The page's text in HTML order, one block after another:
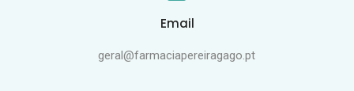
Email
geral@farmaciapereiragago.pt